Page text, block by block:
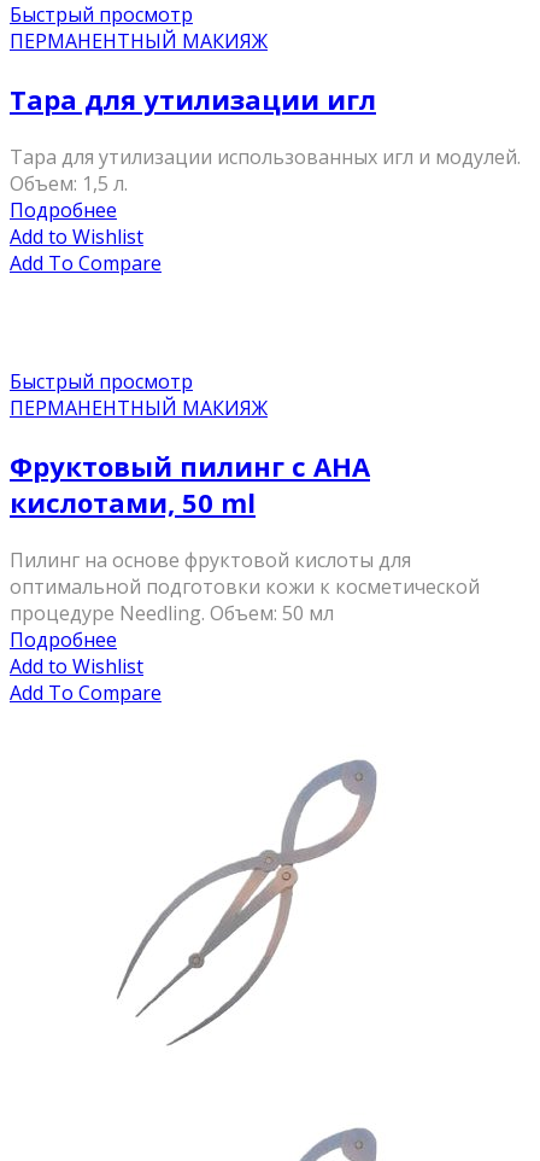
Быстрый просмотр
ПЕРМАНЕНТНЫЙ МАКИЯЖ
Тара для утилизации игл
Тара для утилизации использованных игл и модулей.
Объем: 1,5 л.
Подробнее
Add to Wishlist
Add To Compare
Быстрый просмотр
ПЕРМАНЕНТНЫЙ МАКИЯЖ
Фруктовый пилинг с AHA
кислотами, 50 ml
Пилинг на основе фруктовой кислоты для
оптимальной подготовки кожи к косметической
процедуре Needling. Объем: 50 мл
Подробнее
Add to Wishlist
Add To Compare